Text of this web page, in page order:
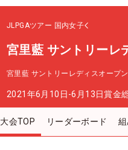
JLPGAツアー 国内女子
宮里藍 サントリーレ
宮里藍 サントリーレディスオープ
2021年6月10日-6月13日賞金
大会TOP リーダーボード